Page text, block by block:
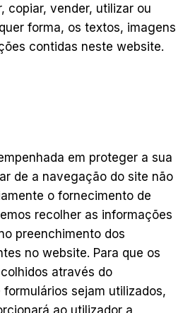
copiar, vender, utilizar ou
forma, os textos, imagens
contidas neste website.
em proteger a sua
de a navegação do site não
o fornecimento de
recolher as informações
preenchimento dos
no website. Para que os
através do
sejam utilizados,